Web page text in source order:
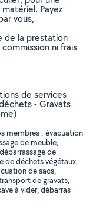
Payez
vous,
de la prestation
ni frais
de services
- Gravats
membres : évacuation
de meuble,
de
de déchets végétaux,
de sacs,
de gravats,
à vider, débarras